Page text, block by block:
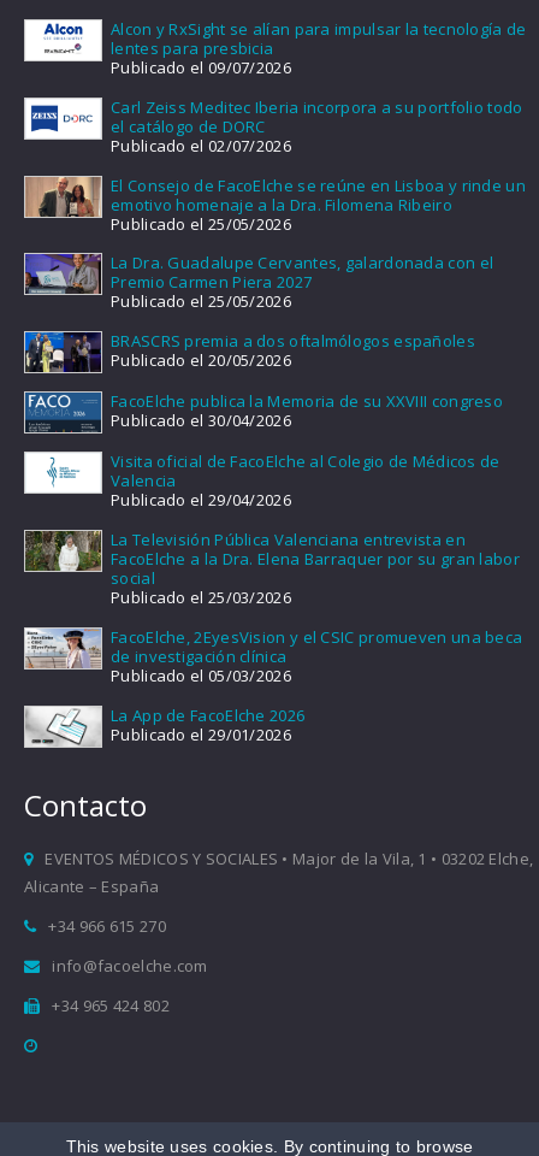
Alcon y RxSight se alían para impulsar la tecnología de
lentes para presbicia
Publicado el 09/07/2026
Carl Zeiss Meditec Iberia incorpora a su portfolio todo
el catálogo de DORC
Publicado el 02/07/2026
El Consejo de FacoElche se reúne en Lisboa y rinde un
emotivo homenaje a la Dra. Filomena Ribeiro
Publicado el 25/05/2026
La Dra. Guadalupe Cervantes, galardonada con el
Premio Carmen Piera 2027
Publicado el 25/05/2026
BRASCRS premia a dos oftalmólogos españoles
Publicado el 20/05/2026
FacoElche publica la Memoria de su XXVIII congreso
Publicado el 30/04/2026
Visita oficial de FacoElche al Colegio de Médicos de
Valencia
Publicado el 29/04/2026
La Televisión Pública Valenciana entrevista en
FacoElche a la Dra. Elena Barraquer por su gran labor
social
Publicado el 25/03/2026
FacoElche, 2EyesVision y el CSIC promueven una beca
de investigación clínica
Publicado el 05/03/2026
La App de FacoElche 2026
Publicado el 29/01/2026
Contacto
EVENTOS MÉDICOS Y SOCIALES • Major de la Vila, 1 • 03202 Elche,
Alicante – España
+34 966 615 270
info@facoelche.com
+34 965 424 802
This website uses cookies. By continuing to browse